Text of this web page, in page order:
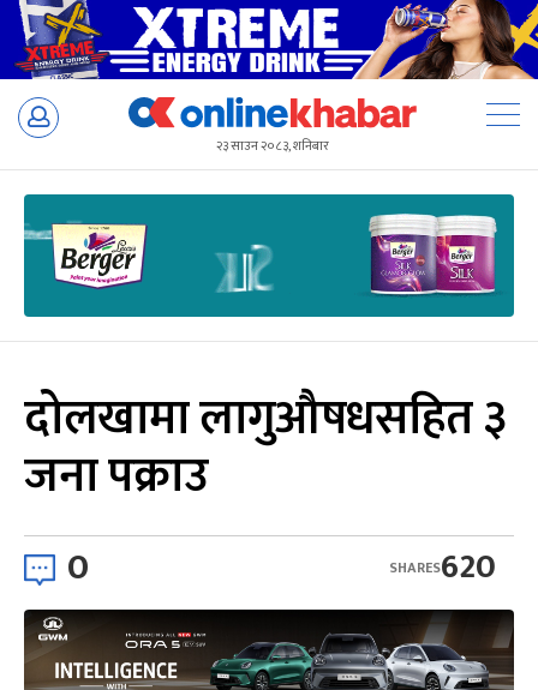
Skip
२३ साउन २०८३, शनिबार
दोलखामा लागुऔषधसहित ३
जना पक्राउ
0 620
SHARES